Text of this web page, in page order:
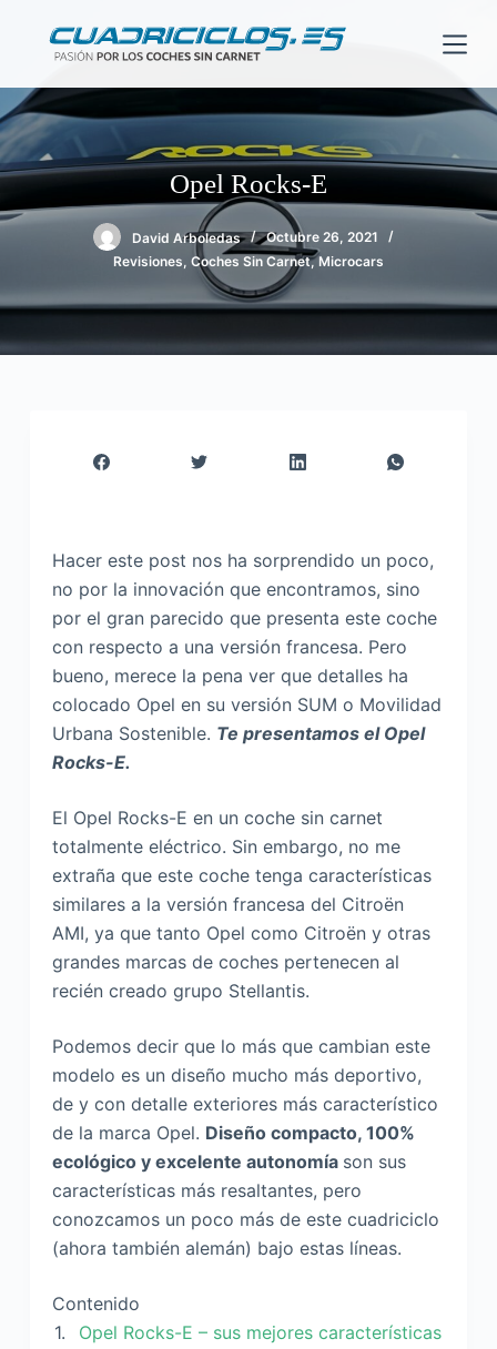
l
t
a
r
l
n
t
Opel Rocks-E
David Arboledas
Octubre 26, 2021
Revisiones Coches Sin Carnet,Microcars
Hacer este post nos ha sorprendido un poco,
no por la innovación que encontramos, sino
por el gran parecido que presenta este coche
con respecto a una versión francesa. Pero
bueno, merece la pena ver que detalles ha
colocado Opel en su versión SUM o Movilidad
Urbana Sostenible. Te presentamos el Opel
Rocks-E.
El Opel Rocks-E en un coche sin carnet
totalmente eléctrico. Sin embargo, no me
extraña que este coche tenga características
similares a la versión francesa del Citroën
AMI, ya que tanto Opel como Citroën y otras
grandes marcas de coches pertenecen al
recién creado grupo Stellantis.
Podemos decir que lo más que cambian este
modelo es un diseño mucho más deportivo,
de y con detalle exteriores más característico
de la marca Opel. Diseño compacto, 100%
ecológico y excelente autonomía son sus
características más resaltantes, pero
conozcamos un poco más de este cuadriciclo
(ahora también alemán) bajo estas líneas.
Contenido
Opel Rocks-E – sus mejores características